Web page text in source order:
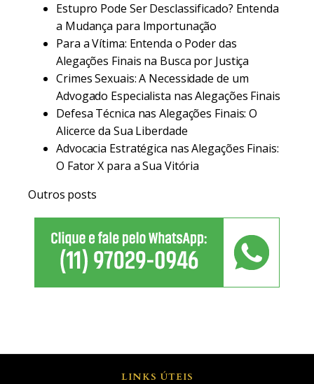
Estupro Pode Ser Desclassificado? Entenda
a Mudança para Importunação
Para a Vítima: Entenda o Poder das
Alegações Finais na Busca por Justiça
Crimes Sexuais: A Necessidade de um
Advogado Especialista nas Alegações Finais
Defesa Técnica nas Alegações Finais: O
Alicerce da Sua Liberdade
Advocacia Estratégica nas Alegações Finais:
O Fator X para a Sua Vitória
Outros posts
LINKS ÚTEIS